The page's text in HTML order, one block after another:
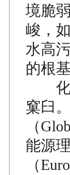
境脆
峻，
水高
的根
化
窠臼
（
能源
（